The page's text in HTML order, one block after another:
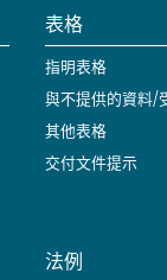
表格
指明表格
與不提供的資料/
其他表格
交付文件提示
法例